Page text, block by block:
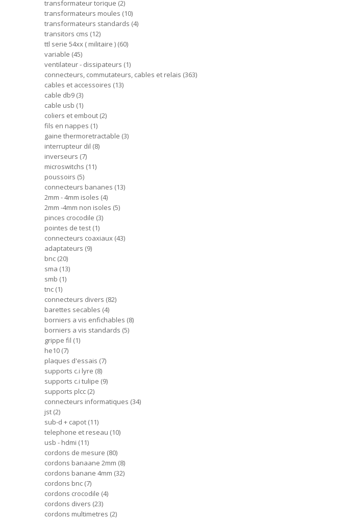
transformateur torique 2
transformateurs moules 10
transformateurs standards 4
transitors cms 12
ttl serie 54xx ( militaire ) 60
variable 45
ventilateur - dissipateurs 1
connecteurs, commutateurs, cables et relais 363
cables et accessoires 13
cable db9 3
cable usb 1
coliers et embout 2
fils en nappes 1
gaine thermoretractable 3
interrupteur dil 8
inverseurs 7
microswitchs 11
poussoirs 5
connecteurs bananes 13
2mm - 4mm isoles 4
2mm -4mm non isoles 5
pinces crocodile 3
pointes de test 1
connecteurs coaxiaux 43
adaptateurs 9
bnc 20
sma 13
smb 1
tnc 1
connecteurs divers 82
barettes secables 4
borniers a vis enfichables 8
borniers a vis standards 5
grippe fil 1
he10 7
plaques d'essais 7
supports c.i lyre 8
supports c.i tulipe 9
supports plcc 2
connecteurs informatiques 34
jst 2
sub-d + capot 11
telephone et reseau 10
usb - hdmi 11
cordons de mesure 80
cordons banaane 2mm 8
cordons banane 4mm 32
cordons bnc 7
cordons crocodile 4
cordons divers 23
cordons multimetres 2